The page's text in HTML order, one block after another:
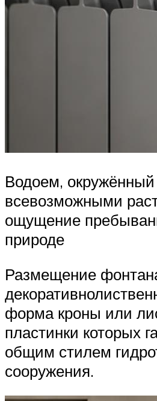
Водоем, окружённый
всевозможными
ощущение
природе
Размещение
форма кроны или
пластинки которых
общим стилем
сооружения.